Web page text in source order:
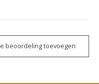
beoordeling toevoegen